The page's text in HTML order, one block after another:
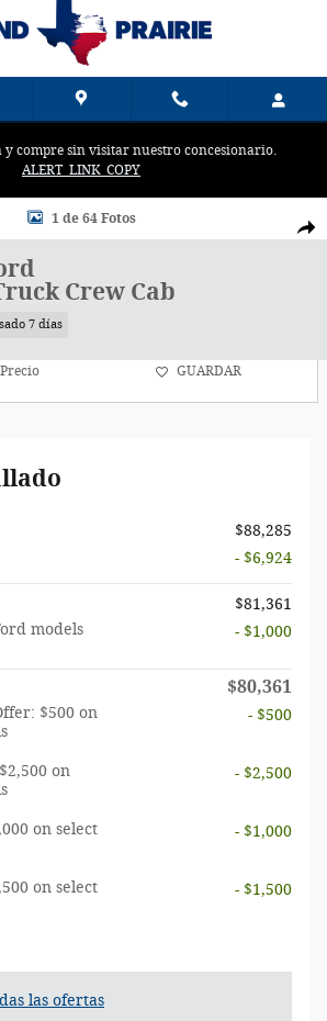
y compre sin visitar nuestro concesionario.
ALERT_LINK_COPY
of 64
1 de 64 Fotos
Crew Cab
7 días
GUARDAR
$88,285
- $6,924
$81,361
models
- $1,000
$80,361
$500 on
- $500
on
- $2,500
on select
- $1,000
on select
- $1,500
las ofertas